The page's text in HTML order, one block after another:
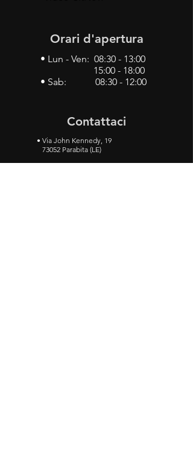
Orari d'apertura
• Lun - Ven: 08:30 - 13:00
15:00 - 18:00
• Sab: 08:30 - 12:00
Contattaci
• Via John Kennedy, 19
73052 Parabita (LE)